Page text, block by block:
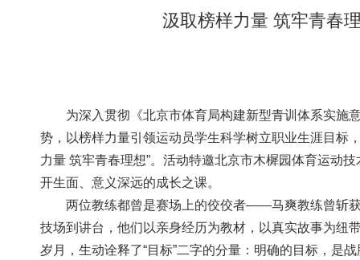
汲取榜样力量 筑牢青春
为深入贯彻《北京市体育局构建新型青训体系实施
势，以榜样力量引领运动员学生科学树立职业生涯目标
力量 筑牢青春理想”。活动特邀北京市木樨园体育运动
开生面、意义深远的成长之课。
两位教练都曾是赛场上的佼佼者——马爽教练曾斩
技场到讲台，他们以亲身经历为教材，以真实故事为纽
岁月，生动诠释了“目标”二字的分量：明确的目标，是